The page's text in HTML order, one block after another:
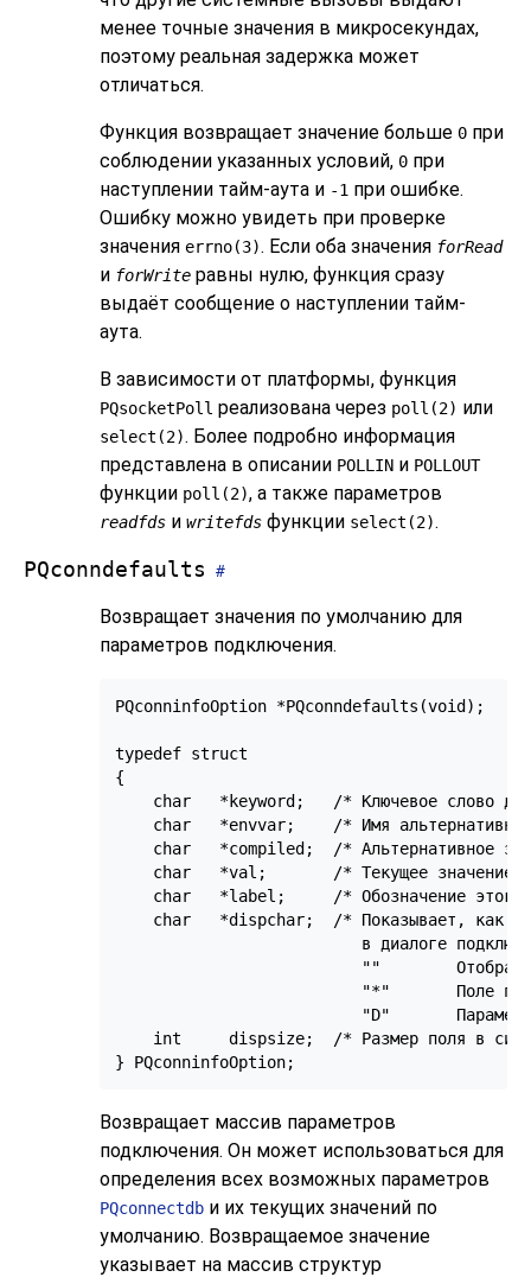
менее точные значения в микросекундах,
поэтому реальная задержка может
отличаться.
Функция возвращает значение больше 0 при
соблюдении указанных условий, 0 при
наступлении тайм-аута и -1 при ошибке.
Ошибку можно увидеть при проверке
значения errno(3). Если оба значения forRead
и forWrite равны нулю, функция сразу
выдаёт сообщение о наступлении тайм-
аута.
В зависимости от платформы, функция
PQsocketPoll реализована через poll(2) или
select(2). Более подробно информация
представлена в описании POLLIN и POLLOUT
функции poll(2), а также параметров
readfds и writefds функции select(2).
PQconndefaults #
Возвращает значения по умолчанию для
параметров подключения.
PQconninfoOption *PQconndefaults(void);
typedef struct
{
char   *keyword;   /* Ключевое слово
char   *envvar;    /* Имя
char   *compiled;  /* Альтернативное
char   *val;       /* Текущее значение
char   *label;     /* Обозначение
char   *dispchar;  /* Показывает, как
в диалоге
""
"*"       Поле
"D"
int     dispsize;  /* Размер поля в
Возвращает массив параметров
подключения. Он может использоваться для
определения всех возможных параметров
PQconnectdb и их текущих значений по
умолчанию. Возвращаемое значение
указывает на массив структур